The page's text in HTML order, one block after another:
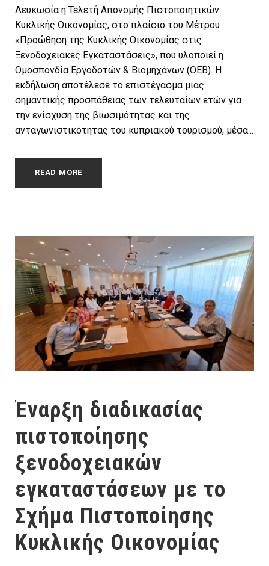
Λευκωσία η Τελετή Απονομής Πιστοποιητικών
Κυκλικής Οικονομίας, στο πλαίσιο του Μέτρου
«Προώθηση της Κυκλικής Οικονομίας στις
Ξενοδοχειακές Εγκαταστάσεις», που υλοποιεί η
Ομοσπονδία Εργοδοτών & Βιομηχάνων (ΟΕΒ). Η
εκδήλωση αποτέλεσε το επιστέγασμα μιας
σημαντικής προσπάθειας των τελευταίων ετών για
την ενίσχυση της βιωσιμότητας και της
ανταγωνιστικότητας του κυπριακού τουρισμού, μέσα...
READ MORE
Έναρξη διαδικασίας
πιστοποίησης
ξενοδοχειακών
εγκαταστάσεων με το
Σχήμα Πιστοποίησης
Κυκλικής Οικονομίας